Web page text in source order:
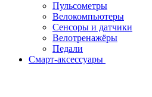
Пульсометры
Велокомпьютеры
Сенсоры и датчики
Велотренажёры
Педали
Смарт-аксессуары